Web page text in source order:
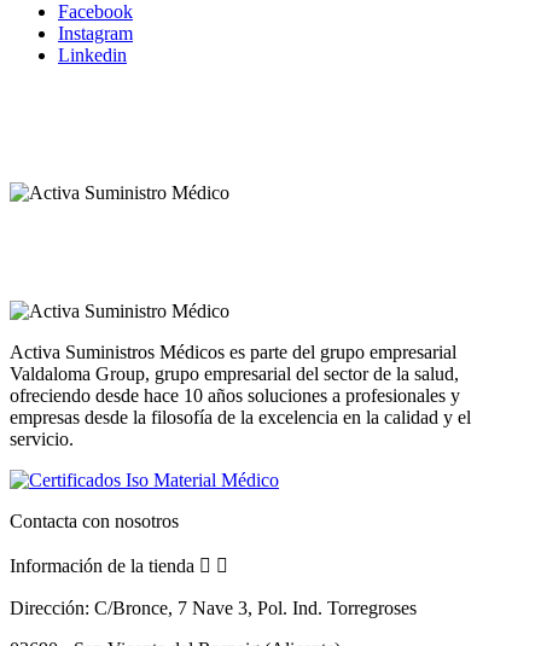
Facebook
Instagram
Linkedin
Activa Suministros Médicos es parte del grupo empresarial
Valdaloma Group, grupo empresarial del sector de la salud,
ofreciendo desde hace 10 años soluciones a profesionales y
empresas desde la filosofía de la excelencia en la calidad y el
servicio.
Contacta con nosotros
Información de la tienda  
Dirección: C/Bronce, 7 Nave 3, Pol. Ind. Torregroses